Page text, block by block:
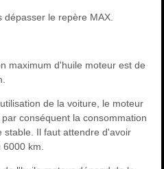
le repère MAX.
maximum d'huile moteur est de
de la voiture, le moteur
conséquent la consommation
stable. Il faut attendre d'avoir
km.